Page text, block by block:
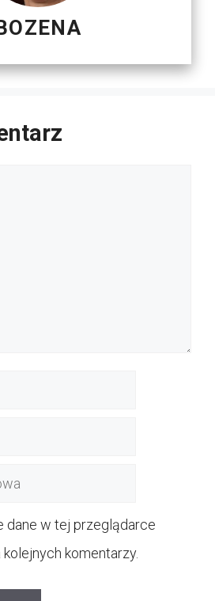
dane w tej przeglądarce
komentarzy.